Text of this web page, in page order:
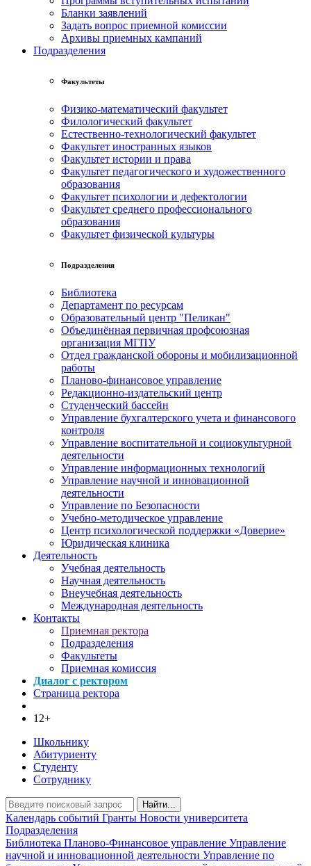
Бланки заявлений
Задать вопрос приемной комиссии
Архивы приемных кампаний
Подразделения
Факультеты
Физико-математический факультет
Филологический факультет
Естественно-технологический факультет
Факультет иностранных языков
Факультет истории и права
Факультет педагогического и художественного
образования
Факультет психологии и дефектологии
Факультет среднего профессионального
образования
Факультет физической культуры
Подразделения
Библиотека
Департамент по ресурсам
Образовательный центр "Пеликан"
Объединённая первичная профсоюзная
организация МГПУ
Отдел гражданской обороны и мобилизационной
работы
Планово-финансовое управление
Редакционно-издательский центр
Студенческий бассейн
Управление бухгалтерского учета и финансового
контроля
Управление воспитательной и социокультурной
деятельности
Управление информационных технологий
Управление научной и инновационной
деятельности
Управление по Безопасности
Учебно-методическое управление
Центр психологической поддержки «Доверие»
Юридическая клиника
Деятельность
Учебная деятельность
Научная деятельность
Внеучебная деятельность
Международная деятельность
Контакты
Приемная ректора
Подразделения
Факультеты
Приемная комиссия
Диалог с ректором
Страница ректора
12+
Школьнику
Абитуриенту
Студенту
Сотруднику
Найти...
Календарь событий Гранты Новости университета
Подразделения
Библиотека Планово-Финансовое управление Управление
научной и инновационной деятельности Управление по